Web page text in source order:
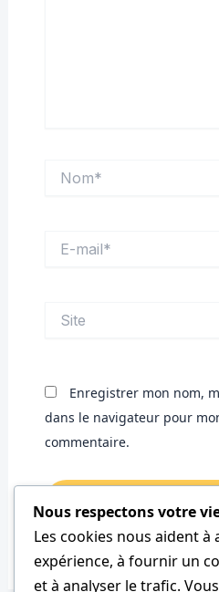
mail*
Enregistrer mon nom,
dans le navigateur pour
commentaire.
Nous respectons votre
Les cookies nous aident
expérience, à fournir un
et à analyser le trafic.